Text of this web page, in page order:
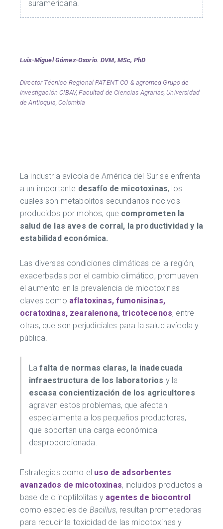
suramericana.
Luis-Miguel Gómez-Osorio. DVM, MSc, PhD
Director Técnico Regional PATENT CO & agromed Grupo de
Investigación CIBAV, Facultad de Ciencias Agrarias, Universidad
de Antioquia, Colombia
La industria avícola de América del Sur se enfrenta
a un importante desafío de micotoxinas, los
cuales son metabolitos secundarios nocivos
producidos por mohos, que comprometen la
salud de las aves de corral, la productividad y la
estabilidad económica.
Las diversas condiciones climáticas de la región,
exacerbadas por el cambio climático, promueven
el aumento en la prevalencia de micotoxinas
claves como aflatoxinas, fumonisinas,
ocratoxinas, zearalenona, tricotecenos, entre
otras, que son perjudiciales para la salud avícola y
pública.
La falta de normas claras, la inadecuada
infraestructura de los laboratorios y la
escasa concientización de los agricultores
agravan estos problemas, que afectan
especialmente a los pequeños productores,
que soportan una carga económica
desproporcionada.
Estrategias como el uso de adsorbentes
avanzados de micotoxinas, incluidos productos a
base de clinoptilolitas y agentes de biocontrol
como especies de Bacillus, resultan prometedoras
para reducir la toxicidad de las micotoxinas y